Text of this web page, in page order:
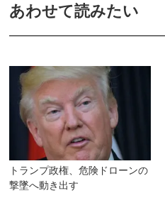
あわせて読みたい
トランプ政権、危険ドローンの
撃墜へ動き出す